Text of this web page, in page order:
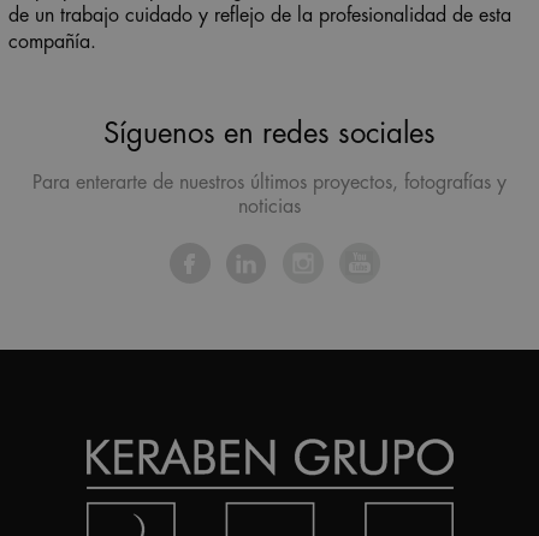
de un trabajo cuidado y reflejo de la profesionalidad de esta
compañía.
Síguenos en redes sociales
Para enterarte de nuestros últimos proyectos, fotografías y
noticias